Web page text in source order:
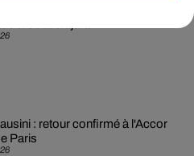
: retour confirmé à l'Accor
Paris